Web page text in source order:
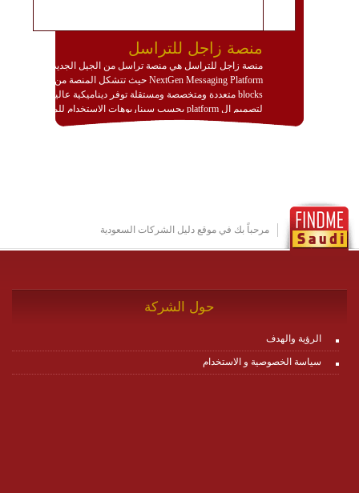
منصة زاجل للتراسل
منصة زاجل للتراسل هي منصة تراسل من الجيل الجديد
NextGen Messaging Platform حيث تتشكل المنصة من
blocks متعددة ومتخصصة ومستقلة توفر ديناميكية عالية
لتصميم ال platform بحسب سيناريوهات الاستخدام للمنصة
وتتوافق مع النشر والاستثمار ضمن بيئة استضافة dedicated
http://www.plutosms.com/zagel
مرحباً بك في موقع دليل الشركات السعودية
حول الشركة
الرؤية والهدف
سياسة الخصوصية و الاستخدام